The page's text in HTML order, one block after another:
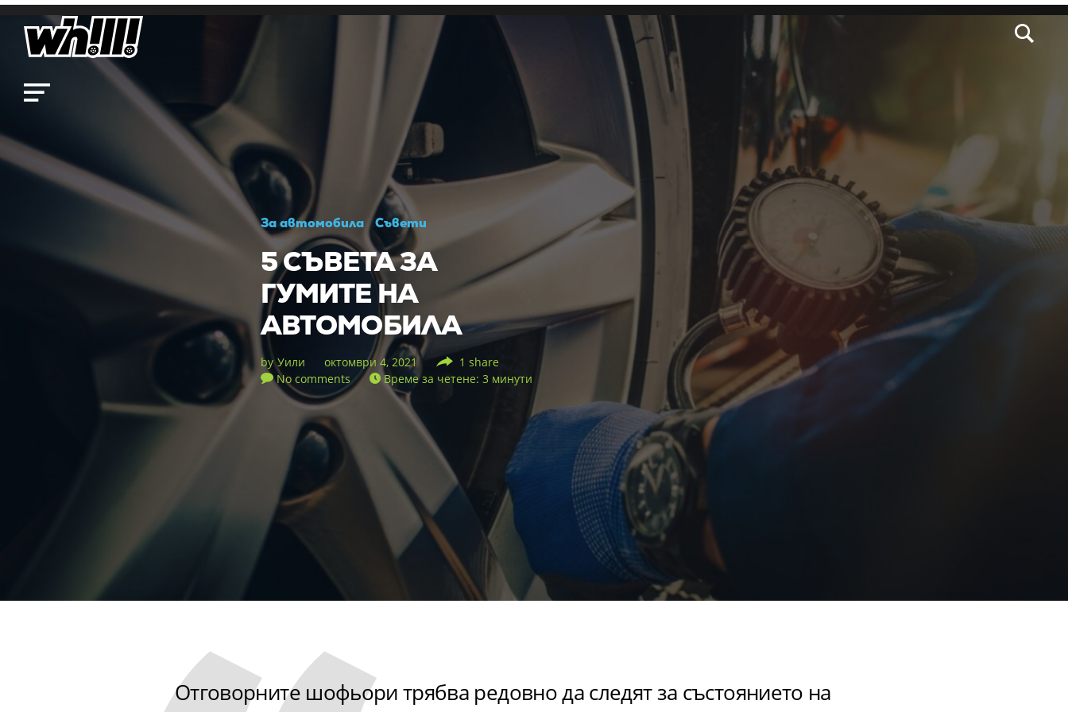
За автомобила Съвети
5 СЪВЕТА ЗА
ГУМИТЕ НА
АВТОМОБИЛА
by Уили октомври 4, 2021
1 share
No comments
Време за четене: 3 минути
Отговорните шофьори трябва редовно да следят за състоянието на